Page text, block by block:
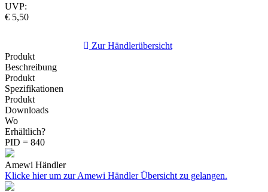
UVP:
€ 5,50
Zur Händlerübersicht
Produkt
Beschreibung
Produkt
Spezifikationen
Produkt
Downloads
Wo
Erhältlich?
PID = 840
Amewi Händler
Klicke hier um zur Amewi Händler Übersicht zu gelangen.